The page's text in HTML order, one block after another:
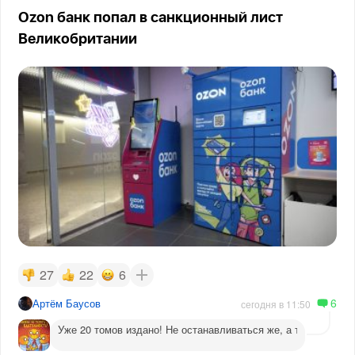
Ozon банк попал в санкционный лист
Великобритании
27 22 6
Артём Баусов сегодня в 11:50 6
Уже 20 томов издано! Не останавливаться же, а то